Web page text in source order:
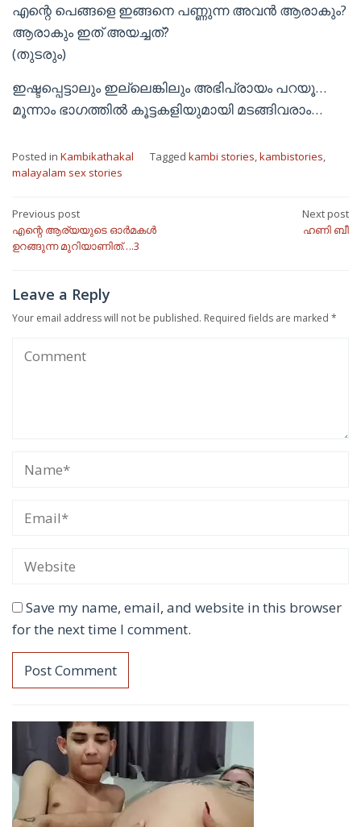
എന്റെ പെങ്ങളെ ഇങ്ങനെ പണ്ണുന്ന അവൻ ആരാകും?
ആരാകും ഇത് അയച്ചത്?
(തുടരും)
ഇഷ്ടപ്പെട്ടാലും ഇല്ലെങ്കിലും അഭിപ്രായം പറയൂ…
മൂന്നാം ഭാഗത്തിൽ കൂട്ടകളിയുമായി മടങ്ങിവരാം…
Posted in Kambikathakal Tagged kambi stories,kambistories,
malayalam sex stories
Post
navigation
Previous post
എന്റെ ആര്യയുടെ ഓർമകൾ
ഉറങ്ങുന്ന മുറിയാണിത്….3
Next post
ഹണി ബീ
Leave a Reply
Your email address will not be published. Required fields are marked *
Save my name, email, and website in this browser
for the next time I comment.